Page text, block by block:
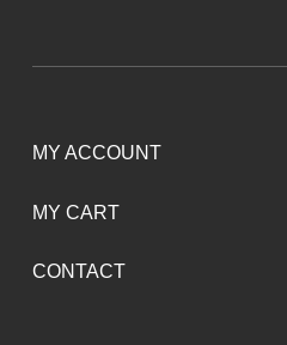
MY ACCOUNT
MY CART
CONTACT